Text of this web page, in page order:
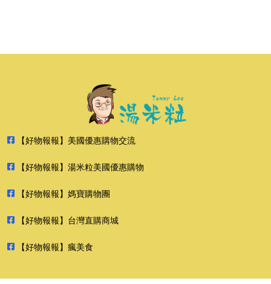
【好物報報】美國優惠購物交流
【好物報報】湯米粒美國優惠購物
【好物報報】媽寶購物團
【好物報報】台灣直購商城
【好物報報】瘋美食